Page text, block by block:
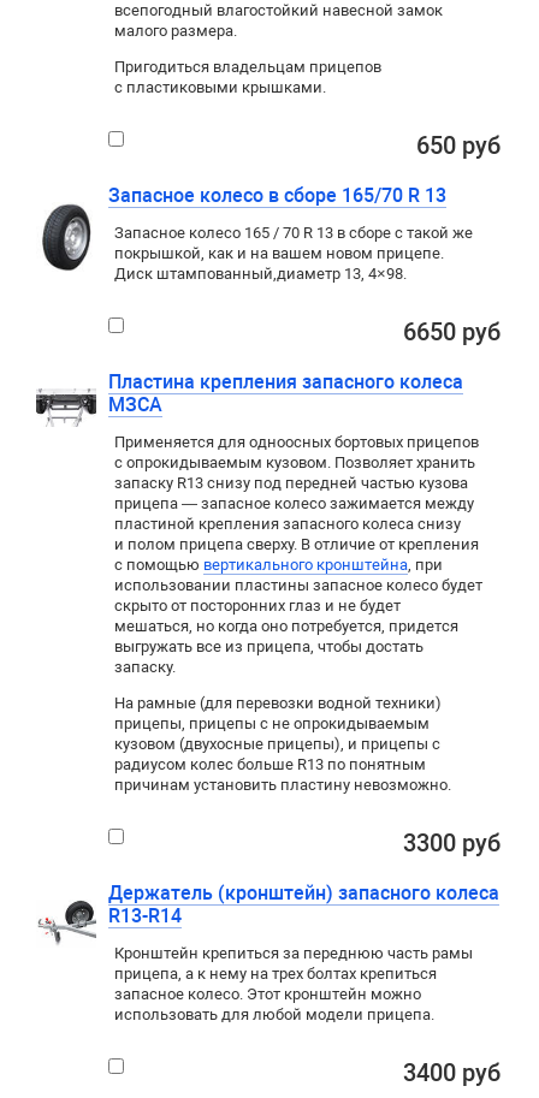
всепогодный влагостойкий навесной замок
малого размера.
Пригодиться владельцам прицепов
с пластиковыми крышками.
650 руб
Запасное колесо в сборе 165/70 R 13
Запасное колесо 165 / 70 R 13 в сборе с такой же
покрышкой,как и на вашем новом прицепе.
Диск штампованный,диаметр 13, 4×98.
6650 руб
Пластина крепления запасного колеса
МЗСА
Применяется для одноосных бортовых прицепов
с опрокидываемым кузовом. Позволяет хранить
запаску R13 снизу под передней частью кузова
прицепа — запасное колесо зажимается между
пластиной крепления запасного колеса снизу
и полом прицепа сверху. В отличие от крепления
с помощью вертикального кронштейна, при
использовании пластины запасное колесо будет
скрыто от посторонних глаз и не будет
мешаться, но когда оно потребуется, придется
выгружать все из прицепа, чтобы достать
запаску.
На рамные (для перевозки водной техники)
прицепы, прицепы с не опрокидываемым
кузовом (двухосные прицепы), и прицепы с
радиусом колес больше R13 по понятным
причинам установить пластину невозможно.
3300 руб
Держатель (кронштейн) запасного колеса
R13-R14
Кронштейн крепиться за переднюю часть рамы
прицепа, а к нему на трех болтах крепиться
запасное колесо. Этот кронштейн можно
использовать для любой модели прицепа.
3400 руб